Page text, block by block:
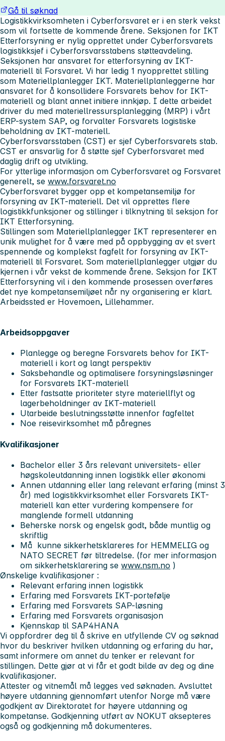
Gå til søknad
Logistikkvirksomheten i Cyberforsvaret er i en sterk vekst
som vil fortsette de kommende årene. Seksjonen for IKT
Etterforsyning er nylig opprettet under Cyberforsvarets
logistikksjef i Cyberforsvarsstabens støtteavdeling.
Seksjonen har ansvaret for etterforsyning av IKT-
materiell til Forsvaret. Vi har ledig 1 nyopprettet stilling
som Materiellplanlegger IKT. Materiellplanleggerne har
ansvaret for å konsollidere Forsvarets behov for IKT-
materiell og blant annet initiere innkjøp. I dette arbeidet
driver du med materiellressursplanlegging (MRP) i vårt
ERP-system SAP, og forvalter Forsvarets logistiske
beholdning av IKT-materiell.
Cyberforsvarsstaben (CST) er sjef Cyberforsvarets stab.
CST er ansvarlig for å støtte sjef Cyberforsvaret med
daglig drift og utvikling.
For ytterlige informasjon om Cyberforsvaret og Forsvaret
generelt, se www.forsvaret.no
Cyberforsvaret bygger opp et kompetansemiljø for
forsyning av IKT-materiell. Det vil opprettes flere
logistikkfunksjoner og stillinger i tilknytning til seksjon for
IKT Etterforsyning.
Stillingen som Materiellplanlegger IKT representerer en
unik mulighet for å være med på oppbygging av et svert
spennende og komplekst fagfelt for forsyning av IKT-
materiell til Forsvaret. Som materiellplanlegger utgjør du
kjernen i vår vekst de kommende årene. Seksjon for IKT
Etterforsyning vil i den kommende prosessen overføres
det nye kompetansemiljøet når ny organisering er klart.
Arbeidssted er Hovemoen, Lillehammer.
Arbeidsoppgaver
Planlegge og beregne Forsvarets behov for IKT-
materiell i kort og langt perspektiv
Saksbehandle og optimalisere forsyningsløsninger
for Forsvarets IKT-materiell
Etter fastsatte prioriteter styre materiellflyt og
lagerbeholdninger av IKT-materiell
Utarbeide beslutningsstøtte innenfor fagfeltet
Noe reisevirksomhet må påregnes
Kvalifikasjoner
Bachelor eller 3 års relevant universitets- eller
høgskoleutdanning innen logistikk eller økonomi
Annen utdanning eller lang relevant erfaring (minst 3
år) med logistikkvirksomhet eller Forsvarets IKT-
materiell kan etter vurdering kompensere for
manglende formell utdanning
Beherske norsk og engelsk godt, både muntlig og
skriftlig
Må kunne sikkerhetsklareres for HEMMELIG og
NATO SECRET før tiltredelse. (for mer informasjon
om sikkerhetsklarering se www.nsm.no )
Ønskelige kvalifikasjoner :
Relevant erfaring innen logistikk
Erfaring med Forsvarets IKT-portefølje
Erfaring med Forsvarets SAP-løsning
Erfaring med Forsvarets organisasjon
Kjennskap til SAP4HANA
Vi oppfordrer deg til å skrive en utfyllende CV og søknad
hvor du beskriver hvilken utdanning og erfaring du har,
samt informere om annet du tenker er relevant for
stillingen. Dette gjør at vi får et godt bilde av deg og dine
kvalifikasjoner.
Attester og vitnemål må legges ved søknaden. Avsluttet
høyere utdanning gjennomført utenfor Norge må være
godkjent av Direktoratet for høyere utdanning og
kompetanse. Godkjenning utført av NOKUT aksepteres
også og godkjenning må dokumenteres.